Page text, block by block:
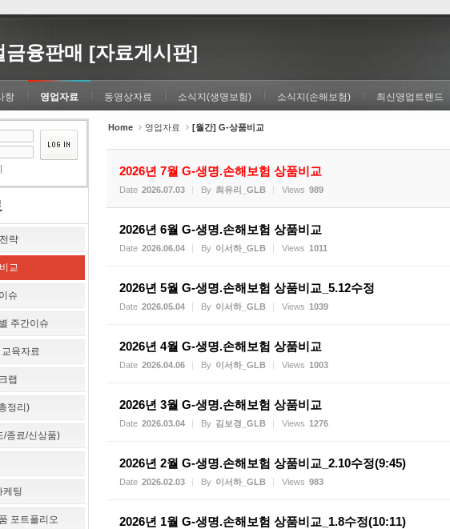
금융판매 [자료게시판]
항 영업자료 동영상자료 소식지(생명보험) 소식지(손해보험) 최신영업트렌드
략
교
슈
주간이슈
육자료
랩
정리)
/종료/신상품)
케팅
포트폴리오
Home 영업자료 [월간] G-상품비교
2026년 7월 G-생명.손해보험 상품비교
Date 2026.07.03 By 최유리_GLB Views 989
2026년 6월 G-생명.손해보험 상품비교
Date 2026.06.04 By 이서하_GLB Views 1011
2026년 5월 G-생명.손해보험 상품비교_5.12수정
Date 2026.05.04 By 이서하_GLB Views 1039
2026년 4월 G-생명.손해보험 상품비교
Date 2026.04.06 By 이서하_GLB Views 1003
2026년 3월 G-생명.손해보험 상품비교
Date 2026.03.04 By 김보경_GLB Views 1276
2026년 2월 G-생명.손해보험 상품비교_2.10수정(9:45)
Date 2026.02.03 By 이서하_GLB Views 983
2026년 1월 G-생명.손해보험 상품비교_1.8수정(10:11)
5
5
5
5